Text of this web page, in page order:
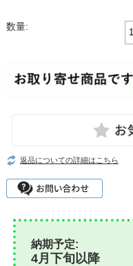
数量:
返品についての詳細はこちら
納期予定:
4月下旬以降